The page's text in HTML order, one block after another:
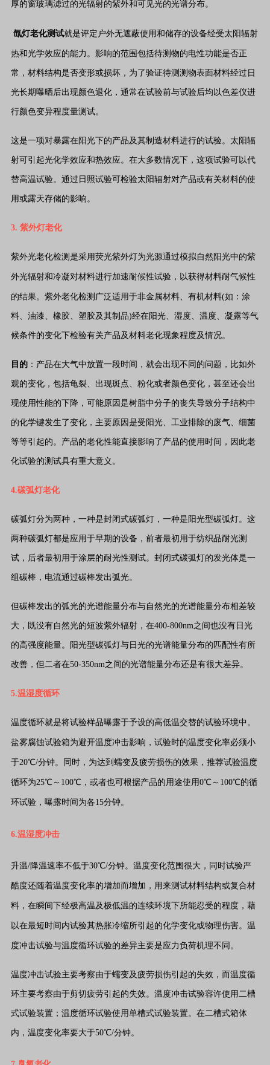
厚的窗玻璃滤过的光辐射的紫外和可见光的光谱分布。
氙灯老化测试就是评定户外无遮蔽使用和储存的设备经受太阳辐射
热和光学效应的能力。影响的范围包括待测物的电性功能是否正
常，材料结构是否变形或损坏，为了验证待测测物表面材料经过日
光长期曝晒后出现颜色退化，通常在试验前与试验后均以色差仪进
行颜色变异程度量测试。
这是一项对暴露在阳光下的产品及其制造材料进行的试验。太阳辐
射可引起光化学效应和热效应。在大多数情况下，这项试验可以代
替高温试验。通过日照试验可检验太阳辐射对产品或有关材料的使
用或露天存储的影响。
3. 紫外灯老化
紫外光老化检测是采用荧光紫外灯为光源通过模拟自然阳光中的紫
外光辐射和冷凝对材料进行加速耐候性试验，以获得材料耐气候性
的结果。紫外老化检测广泛适用于非金属材料、有机材料(如：涂
料、油漆、橡胶、塑胶及其制品)经在阳光、湿度、温度、凝露等气
候条件的变化下检验有关产品及材料老化现象程度及情况。
目的 ：产品在大气中放置一段时间，就会出现不同的问题，比如外
观的变化，包括龟裂、 出现斑点、粉化或者颜色变化，甚至还会出
现使用性能的下降，可能原因是树脂中分子的丧失导致分子结构中
的化学键发生了变化，主要原因是受阳光、工业排除的废气、细菌
等等引起的。产品的老化性能直接影响了产品的使用时间，因此老
化试验的测试具有重大意义。
4.碳弧灯老化
碳弧灯分为两种，一种是封闭式碳弧灯，一种是阳光型碳弧灯。这
两种碳弧灯都是应用于早期的设备，前者最初用于纺织品耐光测
试，后者最初用于涂层的耐光性测试。封闭式碳弧灯的发光体是一
组碳棒，电流通过碳棒发出弧光。
但碳棒发出的弧光的光谱能量分布与自然光的光谱能量分布相差较
大，既没有自然光的短波紫外辐射，在400-800nm之间也没有日光
的高强度能量。阳光型碳弧灯与日光的光谱能量分布的匹配性有所
改善，但二者在50-350nm之间的光谱能量分布还是有很大差异。
5.温湿度循环
温度循环就是将试验样品曝露于予设的高低温交替的试验环境中。
盐雾腐蚀试验箱为避开温度冲击影响，试验时的温度变化率必须小
于20℃/分钟。同时，为达到蠕变及疲劳损伤的效果，推荐试验温度
循环为25℃～100℃，或者也可根据产品的用途使用0℃～100℃的循
环试验，曝露时间为各15分钟。
6.温湿度冲击
升温/降温速率不低于30℃/分钟。温度变化范围很大，同时试验严
酷度还随着温度变化率的增加而增加，用来测试材料结构或复合材
料，在瞬间下经极高温及极低温的连续环境下所能忍受的程度，藉
以在最短时间内试验其热胀冷缩所引起的化学变化或物理伤害。 温
度冲击试验与温度循环试验的差异主要是应力负荷机理不同。
温度冲击试验主要考察由于蠕变及疲劳损伤引起的失效，而温度循
环主要考察由于剪切疲劳引起的失效。温度冲击试验容许使用二槽
式试验装置；温度循环试验使用单槽式试验装置。在二槽式箱体
内，温度变化率要大于50℃/分钟。